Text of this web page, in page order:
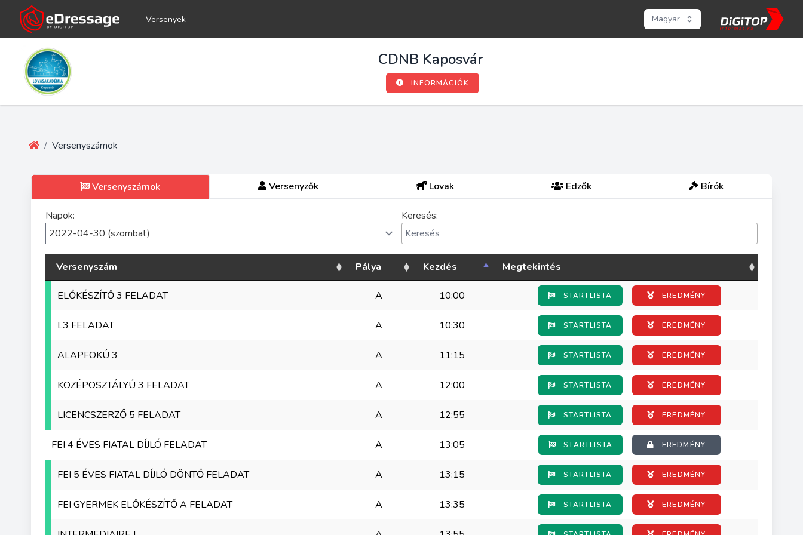
Versenyek Magyar
CDNB Kaposvár
INFORMÁCIÓK
/ Versenyszámok
Versenyszámok Versenyzők Lovak Edzők Bírók
Napok: Keresés:
Versenyszám Pálya Kezdés Megtekintés
ELŐKÉSZÍTŐ 3 FELADAT A 10:00 STARTLISTA EREDMÉNY
L3 FELADAT A 10:30 STARTLISTA EREDMÉNY
ALAPFOKÚ 3 A 11:15 STARTLISTA EREDMÉNY
KÖZÉPOSZTÁLYÚ 3 FELADAT A 12:00 STARTLISTA EREDMÉNY
LICENCSZERZŐ 5 FELADAT A 12:55 STARTLISTA EREDMÉNY
FEI 4 ÉVES FIATAL DÍJLÓ FELADAT A 13:05 STARTLISTA EREDMÉNY
FEI 5 ÉVES FIATAL DÍJLÓ DÖNTŐ FELADAT A 13:15 STARTLISTA EREDMÉNY
FEI GYERMEK ELŐKÉSZÍTŐ A FELADAT A 13:35 STARTLISTA EREDMÉNY